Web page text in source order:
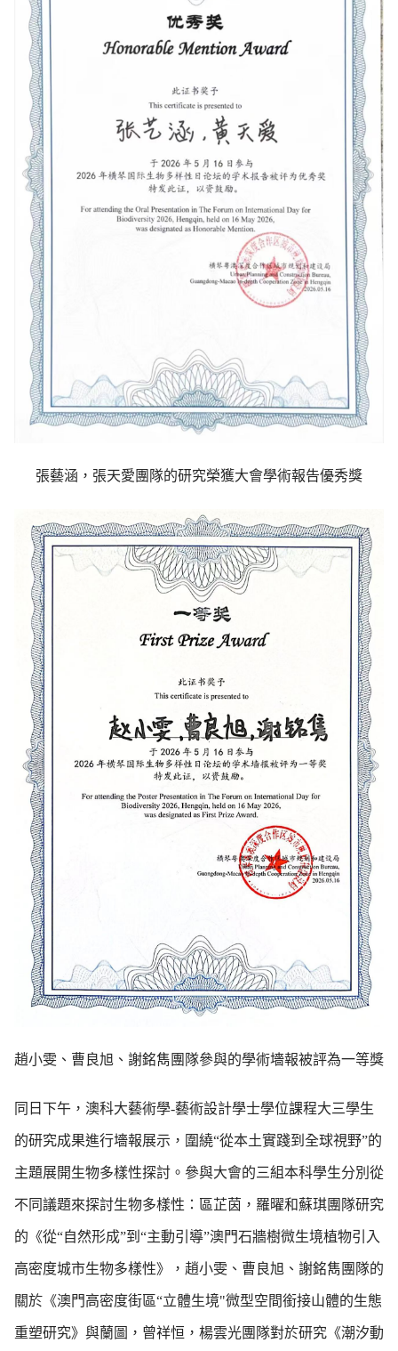
張藝涵，張天愛團隊的研究榮獲大會學術報告優秀獎
趙小雯、曹良旭、謝銘雋團隊參與的學術墻報被評為一等獎
同日下午，澳科大藝術學-藝術設計學士學位課程大三學生
的研究成果進行墻報展示，圍繞“從本土實踐到全球視野”的
主題展開生物多樣性探討。參與大會的三組本科學生分別從
不同議題來探討生物多樣性：區芷茵，羅曜和蘇琪團隊研究
的《從“自然形成”到“主動引導”澳門石牆樹微生境植物引入
高密度城市生物多樣性》，趙小雯、曹良旭、謝銘雋團隊的
關於《澳門高密度街區“立體生境"微型空間銜接山體的生態
重塑研究》與蘭圖，曾祥恒，楊雲光團隊對於研究《潮汐動